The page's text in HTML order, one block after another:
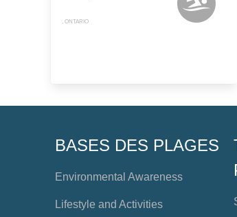
, ONTARIO
BASES DES PLAGES
Environmental Awareness
Lifestyle and Activities